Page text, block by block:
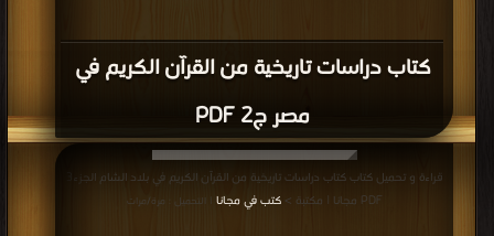
كتاب دراسات تاريخية من القرآن الكريم في
مصر ج2 PDF
PDF مجانا | مكتبة >
كتب في مجانا | التحميل : مرة/مرات